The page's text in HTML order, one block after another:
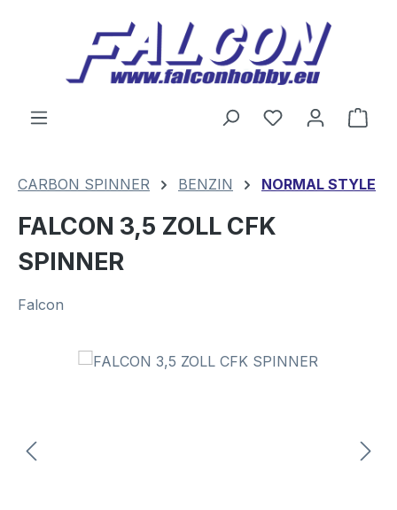
Zum Hauptinhalt springen
Du hast 0
CARBON SPINNER BENZIN NORMAL STYLE
FALCON 3,5 ZOLL CFK
SPINNER
Falcon
Bildergalerie überspringen